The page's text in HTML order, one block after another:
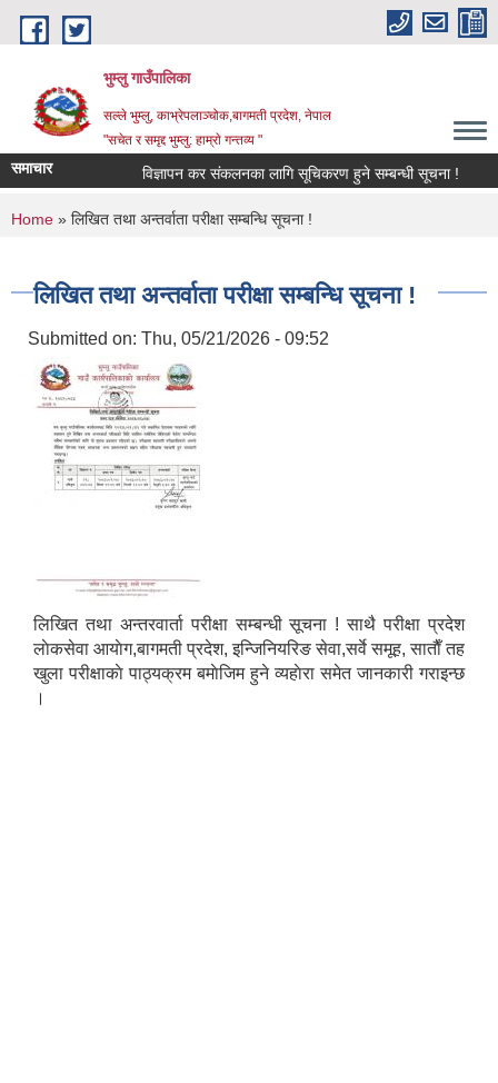
Skip to main content
भुम्लु गाउँपालिका
सल्ले भुम्लु, काभ्रेपलाञ्चोक,बागमती प्रदेश, नेपाल
"सचेत र समृद्द भुम्लु: हाम्राे गन्तव्य "
समाचार विज्ञापन कर संकलनका लागि सूचिकरण हुने सम्बन्धी सूचना !
You are here
Home » लिखित तथा अन्तर्वाता परीक्षा सम्बन्धि सूचना !
लिखित तथा अन्तर्वाता परीक्षा सम्बन्धि सूचना !
Submitted on: Thu, 05/21/2026 - 09:52
लिखित तथा अन्तरवार्ता परीक्षा सम्बन्धी सूचना ! साथै परीक्षा प्रदेश
लाेकसेवा आयाेग,बागमती प्रदेश, इन्जिनियरिङ सेवा,सर्वे समूह, साताैँ तह
खुला परीक्षाकाे पाठ्यक्रम बमाेजिम हुने व्यहाेरा समेत जानकारी गराइन्छ
।